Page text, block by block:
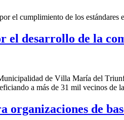
cumplimiento de los estándares
el desarrollo de la
de Villa María del
a más de 31 mil vecinos de
organizaciones de